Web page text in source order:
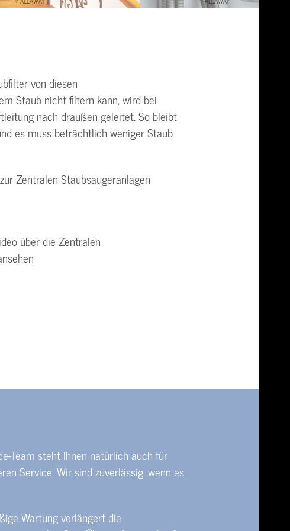
von diesen
Staub nicht filtern kann, wird bei
nach draußen geleitet. So bleibt
es muss beträchtlich weniger Staub
Zentralen Staubsaugeranlagen
über die Zentralen
Team steht Ihnen natürlich auch für
Service. Wir sind zuverlässig, wenn es
Wartung verlängert die